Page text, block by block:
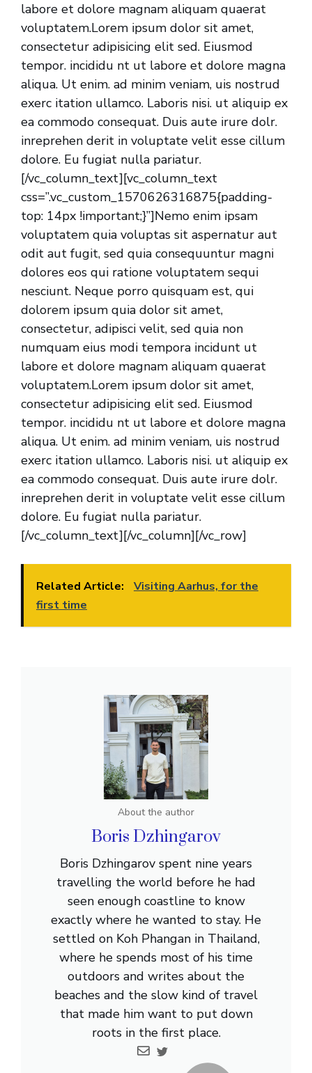
labore et dolore magnam aliquam quaerat
voluptatem.Lorem ipsum dolor sit amet,
consectetur adipisicing elit sed. Eiusmod
tempor. incididu nt ut labore et dolore magna
aliqua. Ut enim. ad minim veniam, uis nostrud
exerc itation ullamco. Laboris nisi. ut aliquip ex
ea commodo consequat. Duis aute irure dolr.
inreprehen derit in voluptate velit esse cillum
dolore. Eu fugiat nulla pariatur.
[/vc_column_text][vc_column_text
css=”.vc_custom_1570626316875{padding-
top: 14px !important;}”]Nemo enim ipsam
voluptatem quia voluptas sit aspernatur aut
odit aut fugit, sed quia consequuntur magni
dolores eos qui ratione voluptatem sequi
nesciunt. Neque porro quisquam est, qui
dolorem ipsum quia dolor sit amet,
consectetur, adipisci velit, sed quia non
numquam eius modi tempora incidunt ut
labore et dolore magnam aliquam quaerat
voluptatem.Lorem ipsum dolor sit amet,
consectetur adipisicing elit sed. Eiusmod
tempor. incididu nt ut labore et dolore magna
aliqua. Ut enim. ad minim veniam, uis nostrud
exerc itation ullamco. Laboris nisi. ut aliquip ex
ea commodo consequat. Duis aute irure dolr.
inreprehen derit in voluptate velit esse cillum
dolore. Eu fugiat nulla pariatur.
[/vc_column_text][/vc_column][/vc_row]
Related Article:
Visiting Aarhus, for the
first time
About the author
Boris Dzhingarov
Boris Dzhingarov spent nine years
travelling the world before he had
seen enough coastline to know
exactly where he wanted to stay. He
settled on Koh Phangan in Thailand,
where he spends most of his time
outdoors and writes about the
beaches and the slow kind of travel
that made him want to put down
roots in the first place.